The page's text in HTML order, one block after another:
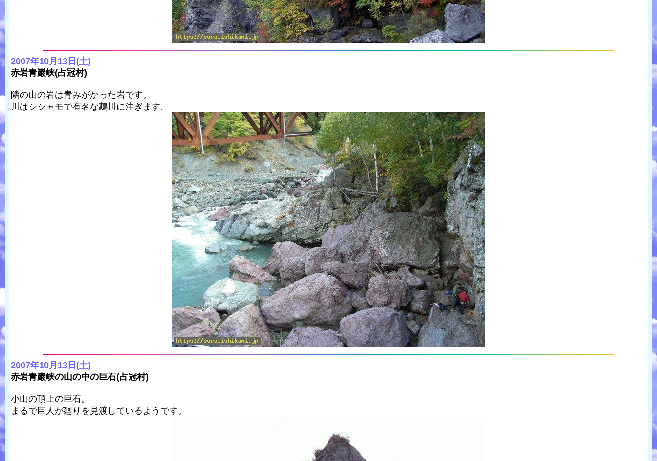
2007年10月13日(土)
赤岩青巖峡(占冠村)
隣の山の岩は青みがかった岩です。
川はシシャモで有名な鵡川に注ぎます。
2007年10月13日(土)
赤岩青巖峡の山の中の巨石(占冠村)
小山の頂上の巨石。
まるで巨人が廻りを見渡しているようです。